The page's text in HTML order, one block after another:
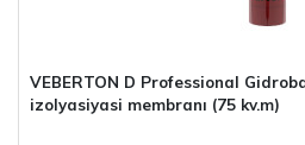
VEBERTON D Professional Gidrobarier - Su və buxar
izolyasiyasi membranı (75 kv.m)